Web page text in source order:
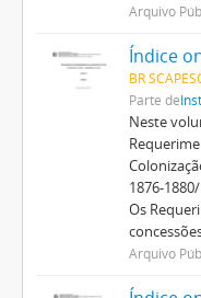
Arquivo
BR
Parte de
Neste
1876-
Os
Arquivo